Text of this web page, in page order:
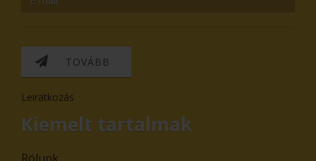
TOVÁBB
Leiratkozás
Kiemelt tartalmak